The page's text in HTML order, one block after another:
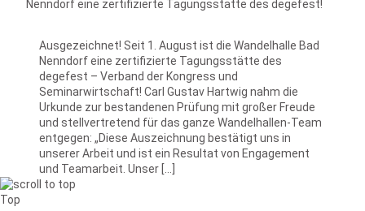
Nenndorf eine zertifizierte Tagungsstätte des degefest!
Ausgezeichnet! Seit 1. August ist die Wandelhalle Bad
Nenndorf eine zertifizierte Tagungsstätte des
degefest – Verband der Kongress und
Seminarwirtschaft! Carl Gustav Hartwig nahm die
Urkunde zur bestandenen Prüfung mit großer Freude
und stellvertretend für das ganze Wandelhallen-Team
entgegen: „Diese Auszeichnung bestätigt uns in
unserer Arbeit und ist ein Resultat von Engagement
und Teamarbeit. Unser […]
Top